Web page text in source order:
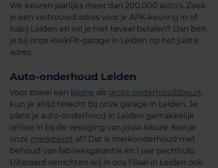
We keuren jaarlijks meer dan 200.000 auto's. Zoek
je een vertrouwd adres voor je APK-keuring in of
nabij Leiden en wil je niet teveel betalen? Dan ben
je bij onze KwikFit-garage in Leiden op het juiste
adres.
Auto-onderhoud Leiden
Voor zowel een kleine als grote onderhoudsbeurt
kun je altijd terecht bij onze garage in Leiden. Je
plant je auto-onderhoud in Leiden gemakkelijk
online in bij de vestiging van jouw keuze. Ken je
onze merkbeurt al? Dat is merkonderhoud met
behoud van fabrieksgarantie én 1 jaar pechhulp.
Uiteraard verrichten wij in ons filiaal in Leiden ook